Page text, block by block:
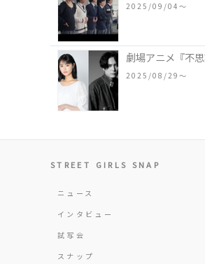
2025/09/04〜
劇場アニメ『不
2025/08/29〜
STREET GIRLS SNAP
ニュース
インタビュー
試写会
スナップ